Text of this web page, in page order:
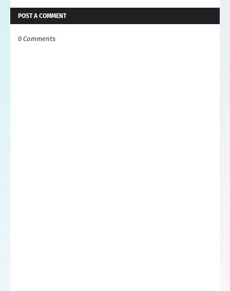
POST A COMMENT
0 Comments